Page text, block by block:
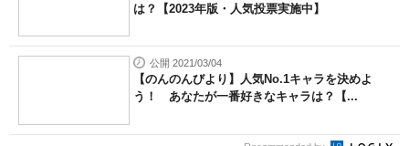
は？【2023年版・人気投票実施中】
公開 2021/03/04
【のんのんびより】人気No.1キャラを決めよ
う！ あなたが一番好きなキャラは？【...